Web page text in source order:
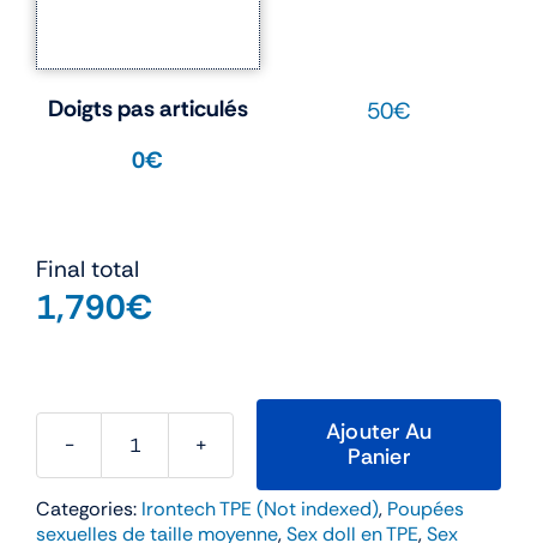
Doigts pas articulés
0€
50€
Final total
1,790€
quantité
Hitori
Ajouter Au
Panier
Categories: Irontech TPE (Not indexed), Poupées
sexuelles de taille moyenne,Sex doll en TPE,Sex